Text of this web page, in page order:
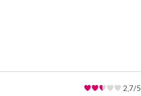
2,7/5